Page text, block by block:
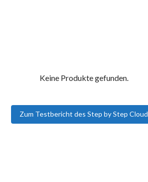
Keine Produkte gefunden.
Zum Testbericht des Step by Step Cloud